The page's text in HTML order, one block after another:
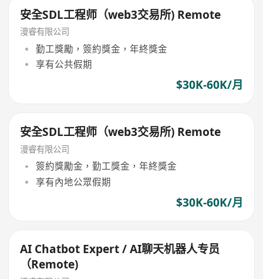
安全SDL工程师（web3交易所) Remote
漫睿有限公司
勤工獎勵，簽約獎金，年終獎金
享有公共假期
$30K-60K/月
安全SDL工程师（web3交易所) Remote
漫睿有限公司
簽約獎勵金，勤工獎金，年終獎金
享有內地公眾假期
$30K-60K/月
AI Chatbot Expert / AI聊天机器人专员
（Remote)